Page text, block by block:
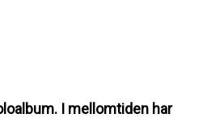
I mellomtiden har